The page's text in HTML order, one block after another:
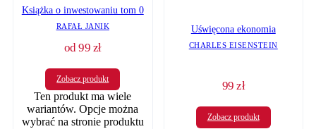
Książka o inwestowaniu tom 0
RAFAŁ JANIK
od99 zł
Zobacz produkt
Ten produkt ma wiele
wariantów. Opcje można
wybrać na stronie produktu
Uświęcona ekonomia
CHARLES EISENSTEIN
99 zł
Zobacz produkt